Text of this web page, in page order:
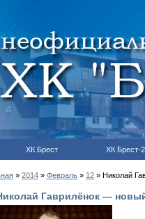
ХК Брест ХК Брест-2
» 2014 » Февраль » 12 » Николай
Гаврилёнок —